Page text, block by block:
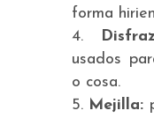
forma
usados
o cosa.
Mejilla: